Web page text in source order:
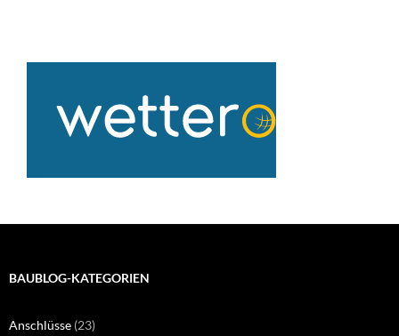
BAUBLOG-KATEGORIEN
Anschlüsse (23)